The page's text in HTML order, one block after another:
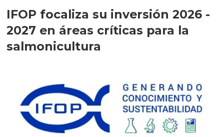
IFOP focaliza su inversión 2026 -
2027 en áreas críticas para la
salmonicultura